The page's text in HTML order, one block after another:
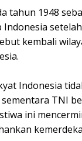
tahun 1948
kembali
Indonesia
TNI
ini